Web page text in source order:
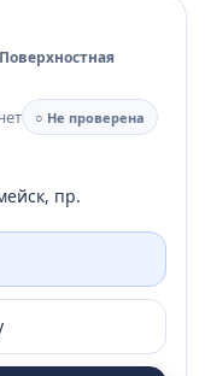
○ Не проверена
пр.